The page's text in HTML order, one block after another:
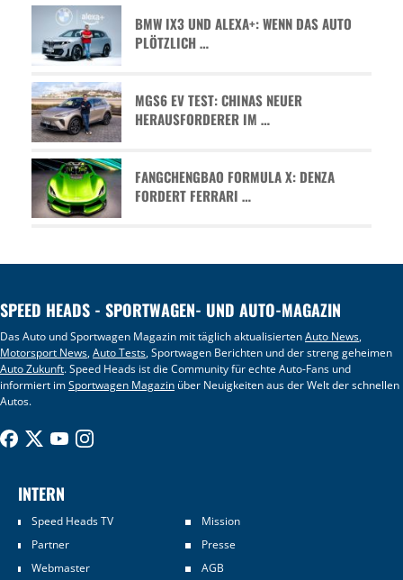
BMW IX3 UND ALEXA+: WENN DAS AUTO
PLÖTZLICH …
MGS6 EV TEST: CHINAS NEUER
HERAUSFORDERER IM …
FANGCHENGBAO FORMULA X: DENZA
FORDERT FERRARI …
SPEED HEADS - SPORTWAGEN- UND AUTO-MAGAZIN
Das Auto und Sportwagen Magazin mit täglich aktualisiertenAuto News,
Motorsport News,Auto Tests, Sportwagen Berichten und der streng geheimen
Auto Zukunft. Speed Heads ist die Community für echte Auto-Fans und
informiert imSportwagen Magazin über Neuigkeiten aus der Welt der schnellen
Autos.
INTERN
Speed Heads TV
Mission
Partner
Presse
Webmaster
AGB